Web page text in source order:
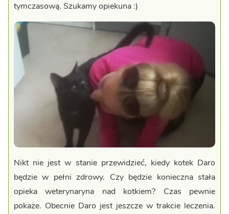
tymczasową. Szukamy opiekuna :)
Nikt nie jest w stanie przewidzieć, kiedy kotek Daro
będzie w pełni zdrowy. Czy będzie konieczna stała
opieka weterynaryna nad kotkiem? Czas pewnie
pokaże. Obecnie Daro jest jeszcze w trakcie leczenia.